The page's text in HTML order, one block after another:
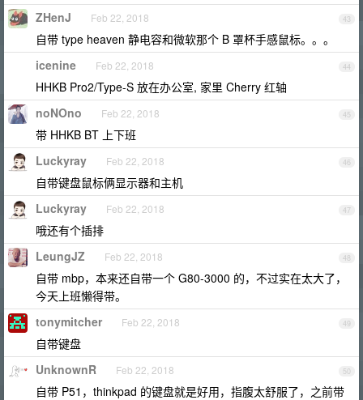
43
ZHenJ Feb 22, 2018
自带 type heaven 静电容和微软那个 B 罩杯手感鼠标。。。
44
icenine Feb 22, 2018
HHKB Pro2/Type-S 放在办公室, 家里 Cherry 红轴
45
noNOno Feb 22, 2018
带 HHKB BT 上下班
46
Luckyray Feb 22, 2018
自带键盘鼠标俩显示器和主机
47
Luckyray Feb 22, 2018
哦还有个插排
48
LeungJZ Feb 22, 2018
自带 mbp，本来还自带一个 G80-3000 的，不过实在太大了，
今天上班懒得带。
49
tonymitcher Feb 22, 2018
自带键盘
50
UnknownR Feb 22, 2018
自带 P51，thinkpad 的键盘就是好用，指腹太舒服了，之前带